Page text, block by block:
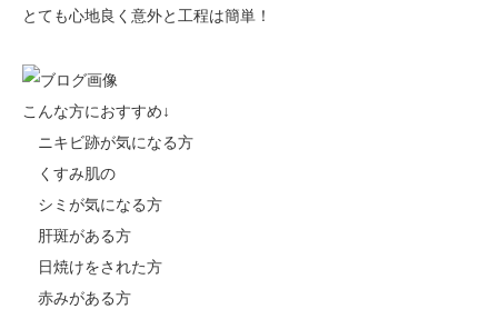
とても心地良く意外と工程は簡単！
こんな方におすすめ↓
ニキビ跡が気になる方
くすみ肌の
シミが気になる方
肝斑がある方
日焼けをされた方
赤みがある方